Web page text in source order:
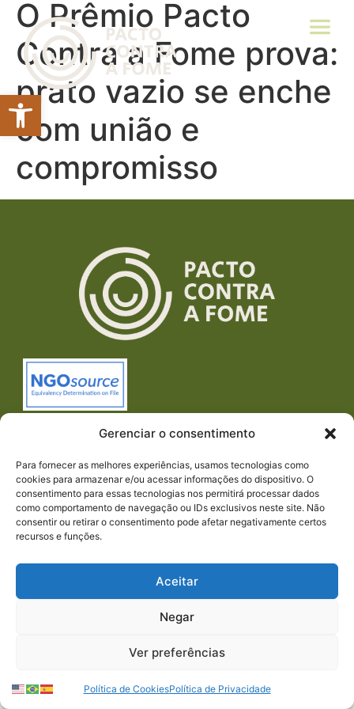
Abrir a barra de ferramentas
Gerenciar o consentimento
Para fornecer as melhores experiências, usamos tecnologias como
cookies para armazenar e/ou acessar informações do dispositivo. O
consentimento para essas tecnologias nos permitirá processar dados
como comportamento de navegação ou IDs exclusivos neste site. Não
consentir ou retirar o consentimento pode afetar negativamente certos
recursos e funções.
Aceitar
Negar
Ver preferências
Política de CookiesPolítica de Privacidade
O Prêmio Pacto
Contra a Fome prova:
prato vazio se enche
com união e
compromisso
Imprensa
© 2024 PACTO CONTRA A FOME | TODOS OS